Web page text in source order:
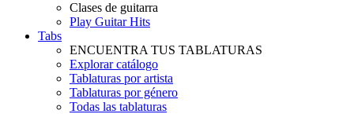
Clases de guitarra
Play Guitar Hits
Tabs
ENCUENTRA TUS TABLATURAS
Explorar catálogo
Tablaturas por artista
Tablaturas por género
Todas las tablaturas